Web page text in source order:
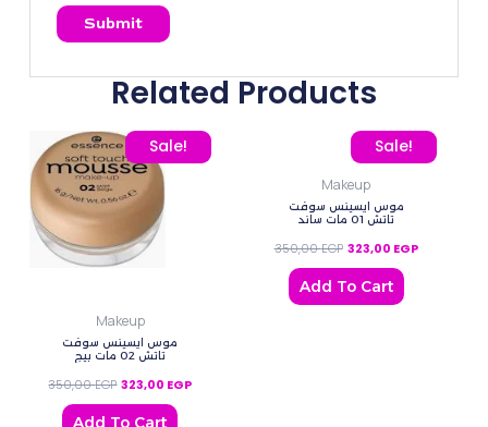
Related Products
Sale!
Makeup
موس ايسينس سوفت
تاتش 02 مات بيج
350,00EGP
Original price was: 350,00 EGP.
323,00 EGP
Current price is: 323,00 EGP. Sale!
Makeup
موس ايسينس سوفت
تاتش 01 مات ساند
350,00EGP
Original price was:
323,00 EGP
Current
Add To Cart